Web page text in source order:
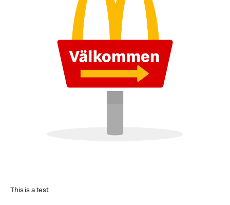
This is a test